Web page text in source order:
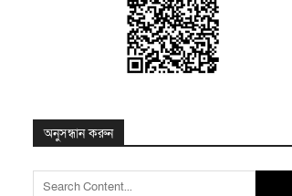
অনুসন্ধান করুন